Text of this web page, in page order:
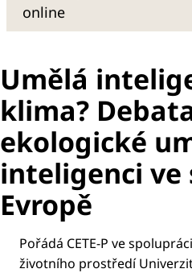
online
Umělá
klima?
ekologické
inteligenci ve
Evropě
Pořádá CETE-P ve
životního prostředí